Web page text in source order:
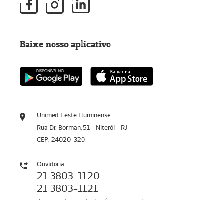
Unimed Leste Fluminense
Rua Dr. Borman, 51 - Niterói - RJ
CEP: 24020-320
Ouvidoria
21 3803-1120
21 3803-1121
Baixe nosso aplicativo